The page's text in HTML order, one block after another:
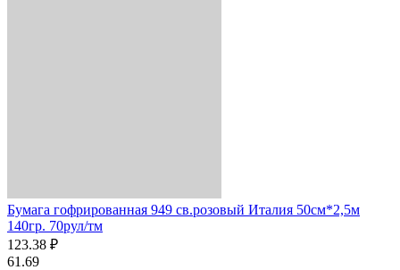
Бумага гофрированная 949 св.розовый Италия 50см*2,5м
140гр. 70рул/тм
123.38 ₽
61.69